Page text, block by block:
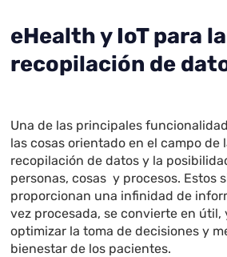
eHealth y IoT para la
recopilación de
Una de las principales
las cosas orientado en el campo de
recopilación de datos y la
personas, cosas y procesos. Estos
proporcionan una infinidad de
vez procesada, se convierte en útil,
optimizar la toma de decisiones y
bienestar de los pacientes.